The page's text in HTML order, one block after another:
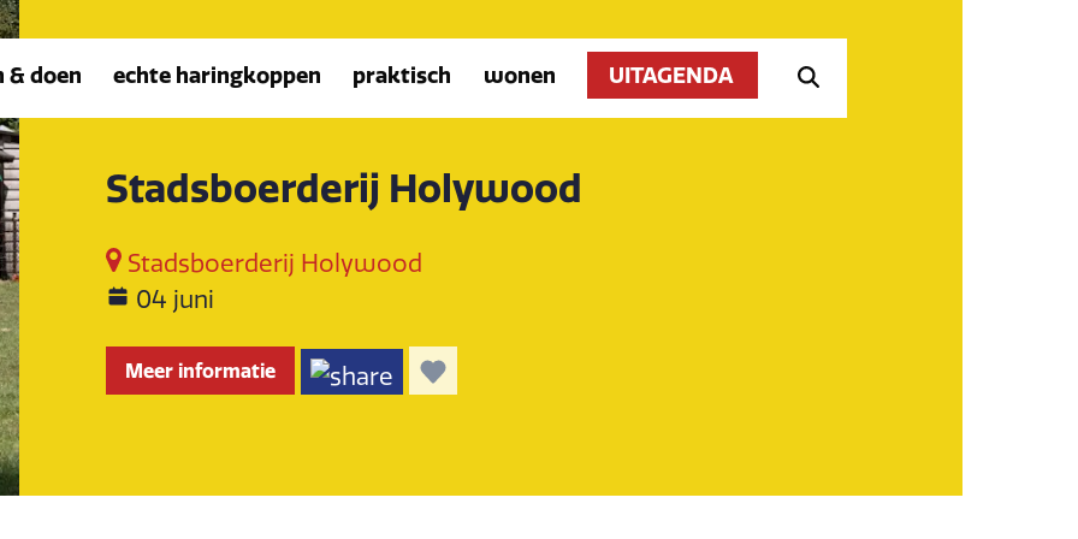
& doen echte haringkoppen praktisch wonen UITAGENDA
Stadsboerderij Holywood
Stadsboerderij Holywood
04 juni
Meer informatie